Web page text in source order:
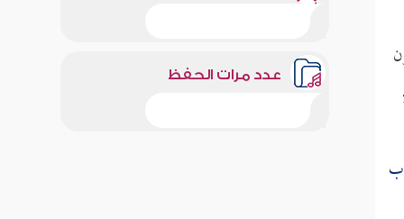
عدد مرات الحفظ